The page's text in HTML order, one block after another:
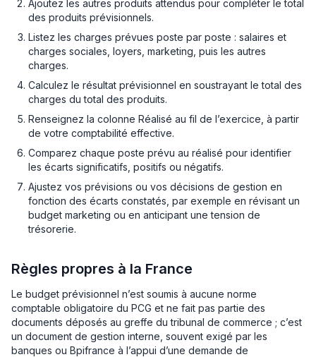
Ajoutez les autres produits attendus pour compléter le total
des produits prévisionnels.
Listez les charges prévues poste par poste : salaires et
charges sociales, loyers, marketing, puis les autres
charges.
Calculez le résultat prévisionnel en soustrayant le total des
charges du total des produits.
Renseignez la colonne Réalisé au fil de l’exercice, à partir
de votre comptabilité effective.
Comparez chaque poste prévu au réalisé pour identifier
les écarts significatifs, positifs ou négatifs.
Ajustez vos prévisions ou vos décisions de gestion en
fonction des écarts constatés, par exemple en révisant un
budget marketing ou en anticipant une tension de
trésorerie.
Règles propres à la France
Le budget prévisionnel n’est soumis à aucune norme
comptable obligatoire du PCG et ne fait pas partie des
documents déposés au greffe du tribunal de commerce ; c’est
un document de gestion interne, souvent exigé par les
banques ou Bpifrance à l’appui d’une demande de